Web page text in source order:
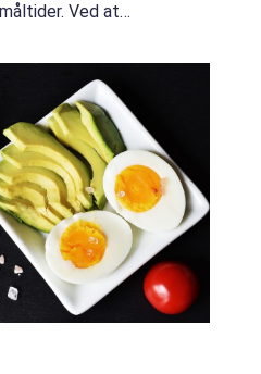
Ved at
af vitaminer, mine...